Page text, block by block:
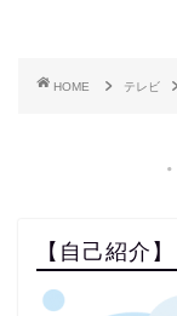
HOME テレビ
【自己紹介】